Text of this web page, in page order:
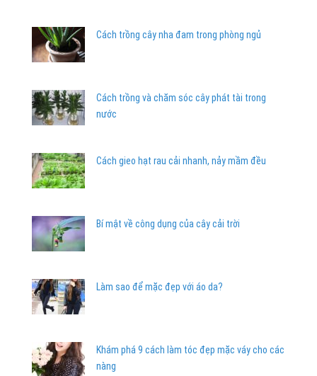
Cách trồng cây nha đam trong phòng ngủ
Cách trồng và chăm sóc cây phát tài trong
nước
Cách gieo hạt rau cải nhanh, nảy mầm đều
Bí mật về công dụng của cây cải trời
Làm sao để mặc đẹp với áo da?
Khám phá 9 cách làm tóc đẹp mặc váy cho các
nàng